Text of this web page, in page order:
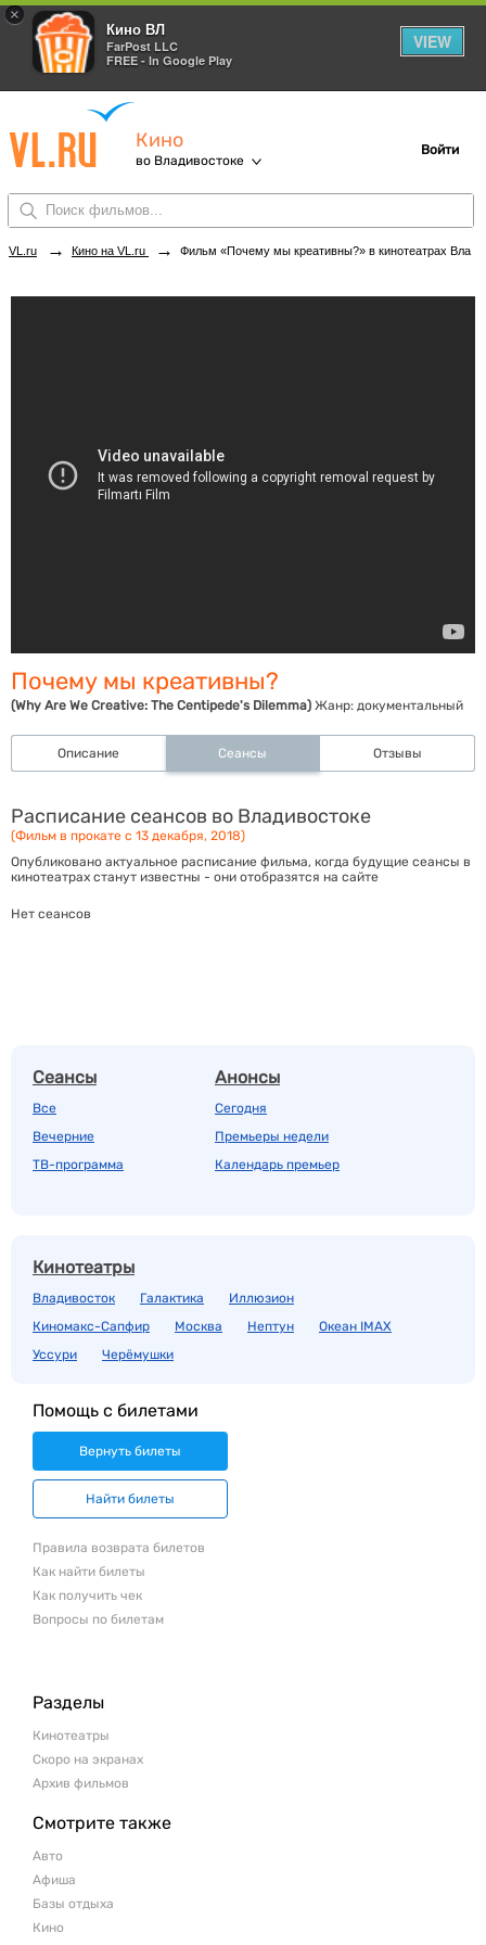
×
Кино ВЛ
FarPost LLC
FREE - In Google Play
VIEW
Кино
во Владивостоке
Войти
VL.ru → Кино на VL.ru → Фильм «Почему мы креативны?» в кинотеатрах Владивостока. Купить билеты!
Почему мы креативны?
(Why Are We Creative: The Centipede's Dilemma) Жанр: документальный
Описание Сеансы Отзывы
Расписание сеансов во Владивостоке
(Фильм в прокате с 13 декабря, 2018)
Опубликовано актуальное расписание фильма, когда будущие сеансы в
кинотеатрах станут известны - они отобразятся на сайте
Нет сеансов
Сеансы
Все
Вечерние
ТВ-программа
Анонсы
Сегодня
Премьеры недели
Календарь премьер
Кинотеатры
Владивосток Галактика
Иллюзион
Киномакс-Сапфир
Москва Нептун
Океан IMAX
Уссури
Черёмушки
Помощь с билетами
Вернуть билеты
Найти билеты
Правила возврата билетов
Как найти билеты
Как получить чек
Вопросы по билетам
Разделы
Кинотеатры
Скоро на экранах
Архив фильмов
Смотрите также
Авто
Афиша
Базы отдыха
Кино